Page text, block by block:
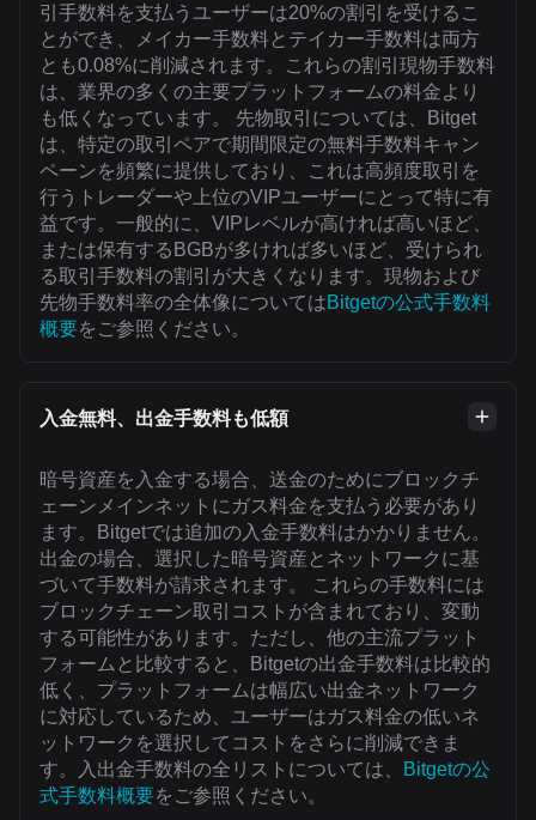
引手数料を支払うユーザーは20%の割引を受けるこ
とができ、メイカー手数料とテイカー手数料は両方
とも0.08%に削減されます。これらの割引現物手数料
は、業界の多くの主要プラットフォームの料金より
も低くなっています。 先物取引については、Bitget
は、特定の取引ペアで期間限定の無料手数料キャン
ペーンを頻繁に提供しており、これは高頻度取引を
行うトレーダーや上位のVIPユーザーにとって特に有
益です。一般的に、VIPレベルが高ければ高いほど、
または保有するBGBが多ければ多いほど、受けられ
る取引手数料の割引が大きくなります。現物および
先物手数料率の全体像についてはBitgetの公式手数料
概要をご参照ください。
入金無料、出金手数料も低額
暗号資産を入金する場合、送金のためにブロックチ
ェーンメインネットにガス料金を支払う必要があり
ます。Bitgetでは追加の入金手数料はかかりません。
出金の場合、選択した暗号資産とネットワークに基
づいて手数料が請求されます。 これらの手数料には
ブロックチェーン取引コストが含まれており、変動
する可能性があります。ただし、他の主流プラット
フォームと比較すると、Bitgetの出金手数料は比較的
低く、プラットフォームは幅広い出金ネットワーク
に対応しているため、ユーザーはガス料金の低いネ
ットワークを選択してコストをさらに削減できま
す。入出金手数料の全リストについては、
Bitgetの公
式手数料概要をご参照ください。